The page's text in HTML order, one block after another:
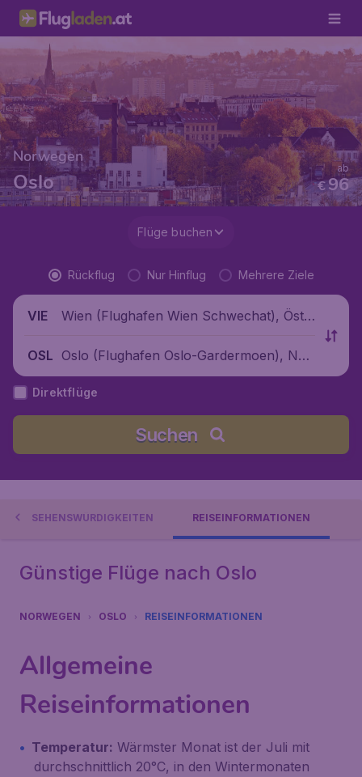
Norwegen
Oslo €96
ab
Flüge buchen
Rückflug Nur Hinflug Mehrere Ziele
VIE
Wien (Flughafen Wien Schwechat), Öste
OSL Oslo (Flughafen Oslo-Gardermoen), Nor
wegen
Direktflüge
Suchen
SEHENSWÜRDIGKEITEN REISEINFORMATIONEN
Günstige Flüge nach Oslo
NORWEGEN OSLO REISEINFORMATIONEN
Allgemeine
Reiseinformationen
Temperatur: Wärmster Monat ist der Juli mit
durchschnittlich 20°C, in den Wintermonaten